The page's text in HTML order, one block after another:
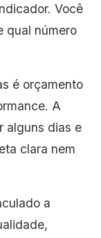
Você
qual número
é orçamento
A
alguns dias e
clara nem
a